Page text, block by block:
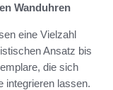
Wanduhren
eine Vielzahl
Ansatz bis
die sich
integrieren lassen.